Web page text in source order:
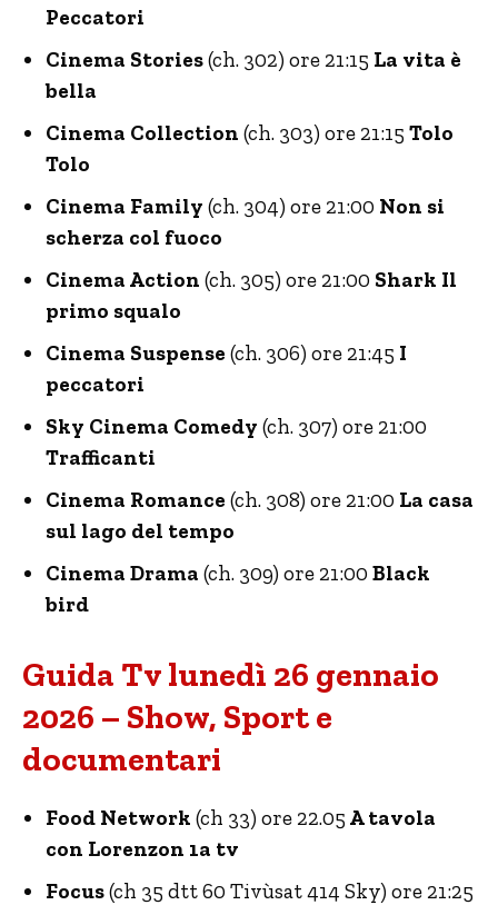
Peccatori
Cinema Stories(ch. 302) ore 21:15 La vita è
bella
Cinema Collection (ch. 303) ore 21:15 Tolo
Tolo
Cinema Family (ch. 304) ore 21:00 Non si
scherza col fuoco
Cinema Action (ch. 305) ore 21:00 Shark Il
primo squalo
Cinema Suspense (ch. 306) ore 21:45 I
peccatori
Sky Cinema Comedy (ch. 307) ore 21:00
Trafficanti
Cinema Romance (ch. 308) ore 21:00 La casa
sul lago del tempo
Cinema Drama (ch. 309) ore 21:00 Black
bird
Guida Tv lunedì 26 gennaio
2026 – Show, Sport e
documentari
Food Network (ch 33) ore 22.05 A tavola
con Lorenzon 1a tv
Focus(ch 35 dtt 60 Tivùsat 414 Sky) ore 21:25